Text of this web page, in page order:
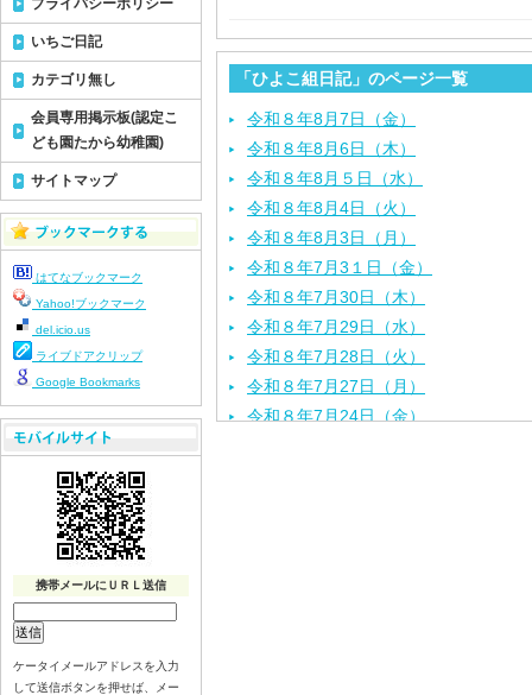
「ひよこ組日記」のページ一覧
令和８年8月7日（金）
令和８年8月6日（木）
令和８年8月５日（水）
令和８年8月4日（火）
令和８年8月3日（月）
令和８年7月3１日（金）
令和８年7月30日（木）
令和８年7月29日（水）
令和８年7月28日（火）
令和８年7月27日（月）
令和８年7月24日（金）
プライバシーポリシー
いちご日記
カテゴリ無し
会員専用掲示板(認定こ
ども園たから幼稚園)
サイトマップ
はてなブックマーク
Yahoo!ブックマーク
del.icio.us
ライブドアクリップ
Google Bookmarks
携帯メールにＵＲＬ送信
ケータイメールアドレスを入力
して送信ボタンを押せば、メー